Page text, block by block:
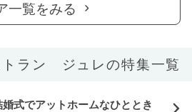
一覧をみる
トラン ジュレの特集一覧
婚式でアットホームなひととき